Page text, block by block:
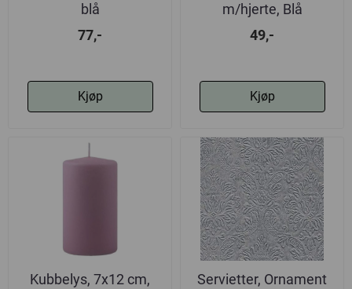
blå
77,-
Kjøp
m/hjerte, Blå
49,-
Kjøp
Kubbelys, 7x12 cm,
Servietter, Ornament